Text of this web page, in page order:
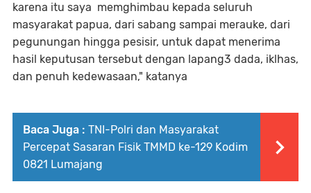
karena itu saya memghimbau kepada seluruh
masyarakat papua, dari sabang sampai merauke, dari
pegunungan hingga pesisir, untuk dapat menerima
hasil keputusan tersebut dengan lapang3 dada, iklhas,
dan penuh kedewasaan," katanya
Baca Juga : TNI-Polri dan Masyarakat
Percepat Sasaran Fisik TMMD ke-129 Kodim
0821 Lumajang